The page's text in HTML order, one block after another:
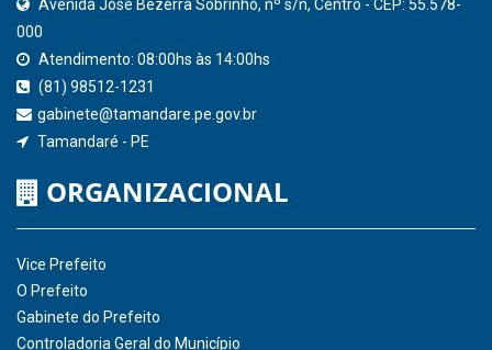
Consultar Convênios
Receber Informações sobre novos Repasses
Hora:09:47/ Segunda-Feira,10 de
agosto de 2026
INSTITUCIONAL
CNPJ: 01.596.018/0001-60